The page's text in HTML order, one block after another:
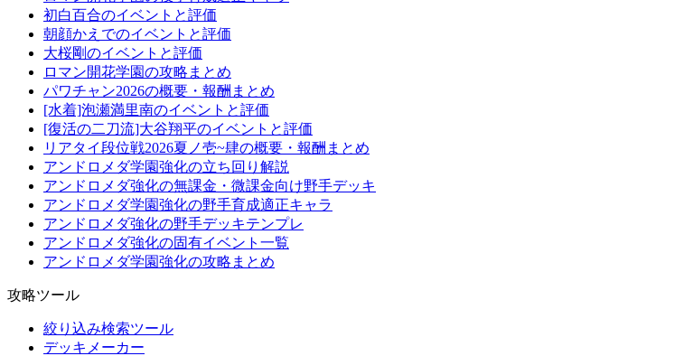
初白百合のイベントと評価
朝顔かえでのイベントと評価
大桜剛のイベントと評価
ロマン開花学園の攻略まとめ
パワチャン2026の概要・報酬まとめ
[水着]泡瀬満里南のイベントと評価
[復活の二刀流]大谷翔平のイベントと評価
リアタイ段位戦2026夏ノ壱~肆の概要・報酬まとめ
アンドロメダ学園強化の立ち回り解説
アンドロメダ強化の無課金・微課金向け野手デッキ
アンドロメダ学園強化の野手育成適正キャラ
アンドロメダ強化の野手デッキテンプレ
アンドロメダ強化の固有イベント一覧
アンドロメダ学園強化の攻略まとめ
攻略ツール
絞り込み検索ツール
デッキメーカー